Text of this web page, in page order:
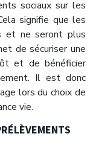
sociaux sur les
signifie que les
et ne seront plus
de sécuriser une
et de bénéficier
Il est donc
lors du choix de
vie.